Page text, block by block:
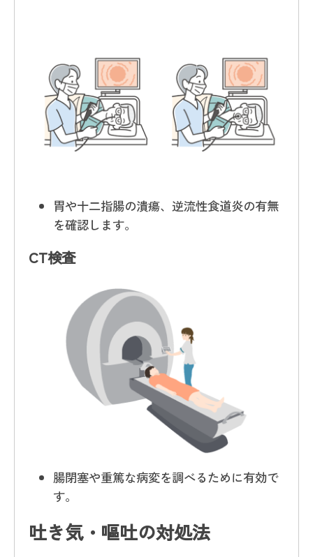
胃や十二指腸の潰瘍、逆流性食道炎の有無
を確認します。
CT検査
腸閉塞や重篤な病変を調べるために有効で
す。
吐き気・嘔吐の対処法